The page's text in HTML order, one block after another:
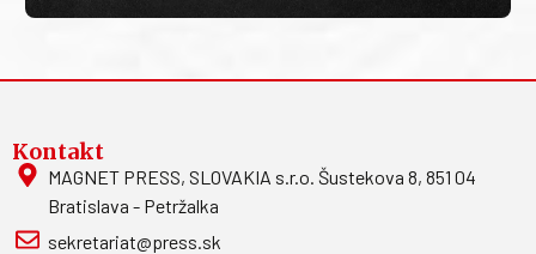
Kontakt
MAGNET PRESS, SLOVAKIA s.r.o. Šustekova 8, 851 04
Bratislava - Petržalka
sekretariat@press.sk